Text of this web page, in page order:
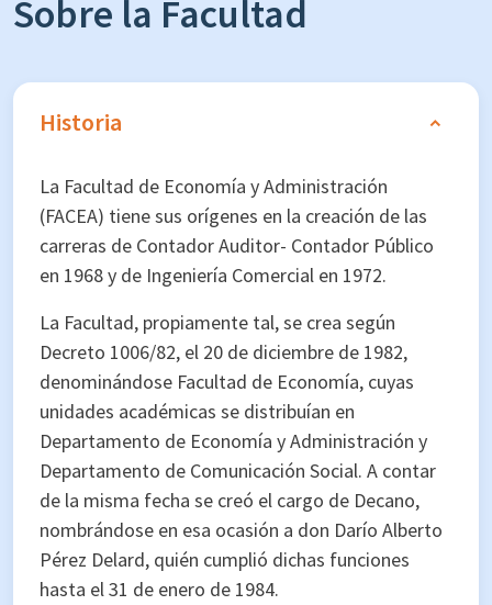
Sobre la Facultad
Historia
La Facultad de Economía y Administración
(FACEA) tiene sus orígenes en la creación de las
carreras de Contador Auditor- Contador Público
en 1968 y de Ingeniería Comercial en 1972.
La Facultad, propiamente tal, se crea según
Decreto 1006/82, el 20 de diciembre de 1982,
denominándose Facultad de Economía, cuyas
unidades académicas se distribuían en
Departamento de Economía y Administración y
Departamento de Comunicación Social. A contar
de la misma fecha se creó el cargo de Decano,
nombrándose en esa ocasión a don Darío Alberto
Pérez Delard, quién cumplió dichas funciones
hasta el 31 de enero de 1984.